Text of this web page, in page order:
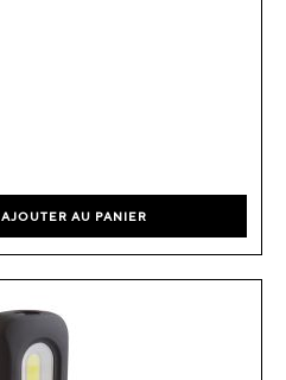
AJOUTER AU PANIER